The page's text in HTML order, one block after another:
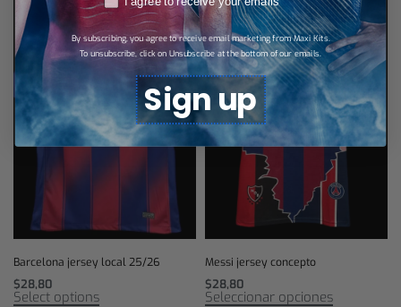
Barcelona jersey local 25/26
$28,80
Select options
Messi jersey concepto
$28,80
Seleccionar opciones
By subscribing, you agree to receive email marketing from Maxi Kits.
To unsubscribe, click on Unsubscribe at the bottom of our emails.
Sign up